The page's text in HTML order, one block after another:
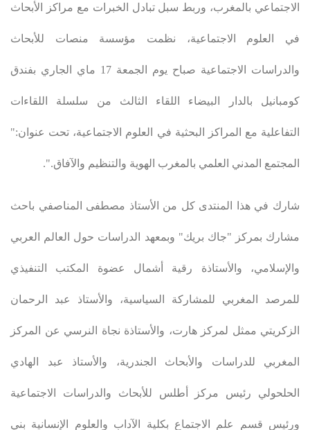
الاجتماعي بالمغرب، وربط سبل تبادل الخبرات مع مراكز الأبحاث
في العلوم الاجتماعية، نظمت مؤسسة منصات للأبحاث
والدراسات الاجتماعية صباح يوم الجمعة 17 ماي الجاري بفندق
كومبانيل بالدار البيضاء اللقاء الثالث من سلسلة اللقاءات
التفاعلية مع المراكز البحثية في العلوم الاجتماعية، تحت عنوان:"
المجتمع المدني العلمي بالمغرب الهوية والتنظيم والآفاق.".
شارك في هذا المنتدى كل من الأستاذ مصطفى المناصفي باحث
مشارك بمركز "جاك بريك" وبمعهد الدراسات حول العالم العربي
والإسلامي، والأستاذة رقية أشمال عضوة المكتب التنفيذي
للمرصد المغربي للمشاركة السياسية، والأستاذ عبد الرحمان
الزكريتي ممثل لمركز هارت، والأستاذة نجاة النرسي عن المركز
المغربي للدراسات والأبحاث الجندرية، والأستاذ عبد الهادي
الحلحولي رئيس مركز أطلس للأبحاث والدراسات الاجتماعية
ورئيس قسم علم الاجتماع بكلية الآداب والعلوم الإنسانية بني